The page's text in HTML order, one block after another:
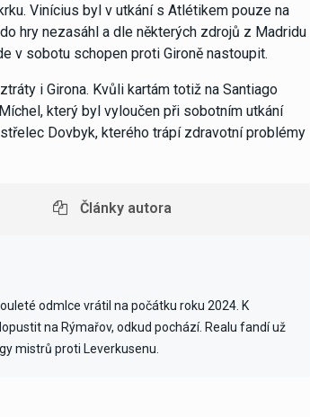
Vinícius byl v utkání s Atlétikem pouze na
hry nezasáhl a dle některých zdrojů z Madridu
v sobotu schopen proti Gironě nastoupit.
i Girona. Kvůli kartám totiž na Santiago
který byl vyloučen při sobotním utkání
Dovbyk, kterého trápí zdravotní problémy
Články autora
odmlce vrátil na počátku roku 2024. K
na Rýmařov, odkud pochází. Realu fandí už
mistrů proti Leverkusenu.